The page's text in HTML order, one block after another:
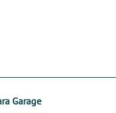
Garage